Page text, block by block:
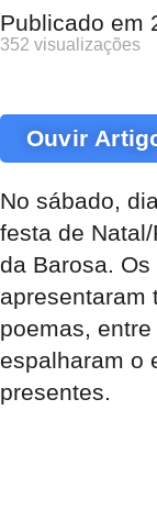
Publicado em
352 visualizações
Ouvir
No sábado,
festa de
da Barosa.
apresentaram
poemas,
espalharam o
presentes.